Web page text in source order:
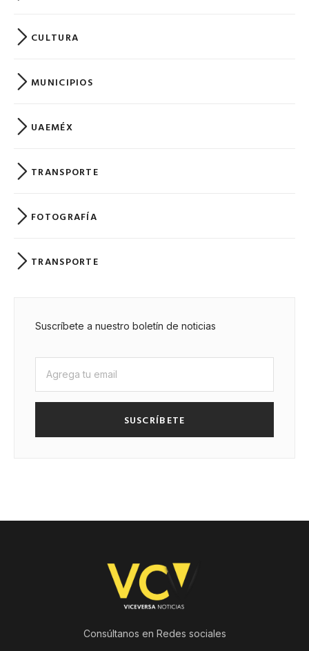
CULTURA
MUNICIPIOS
UAEMÉX
TRANSPORTE
FOTOGRAFÍA
TRANSPORTE
Suscríbete a nuestro boletín de noticias
SUSCRÍBETE
Consúltanos en Redes sociales